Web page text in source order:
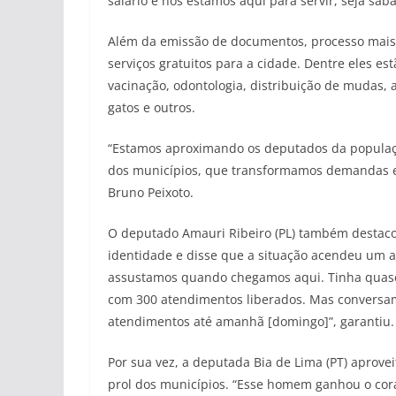
Além da emissão de documentos, processo
serviços gratuitos para a cidade. Dentre eles
vacinação, odontologia, distribuição de
gatos e outros.
“Estamos aproximando os deputados da
dos municípios, que transformamos
Bruno Peixoto.
O deputado Amauri Ribeiro (PL) também
identidade e disse que a situação acendeu um
assustamos quando chegamos aqui. Tinha
com 300 atendimentos liberados. Mas
atendimentos até amanhã [domingo]”, garantiu.
Por sua vez, a deputada Bia de Lima (PT)
prol dos municípios. “Esse homem ganhou o